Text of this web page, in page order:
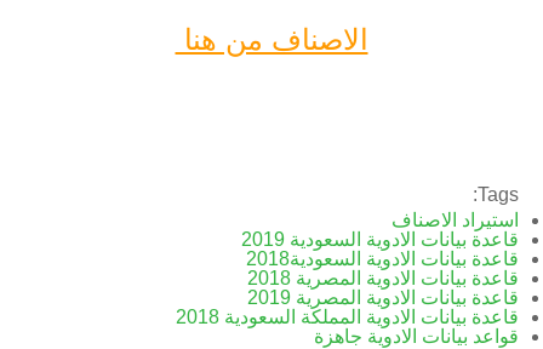
الاصناف من هنا
Tags:
استيراد الاصناف
قاعدة بيانات الادوية السعودية 2019
قاعدة بيانات الادوية السعودية2018
قاعدة بيانات الادوية المصرية 2018
قاعدة بيانات الادوية المصرية 2019
قاعدة بيانات الادوية المملكة السعودية 2018
قواعد بيانات الادوية جاهزة